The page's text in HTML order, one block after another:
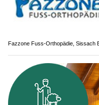
Fazzone Fuss-Orthopädie, Sissach